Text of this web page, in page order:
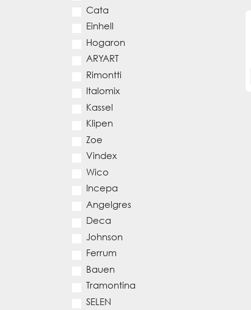
Cata
Einhell
Hogaron
ARYART
Rimontti
Italomix
Kassel
Klipen
Zoe
Vindex
Wico
Incepa
Angelgres
Deca
Johnson
Ferrum
Bauen
Tramontina
SELEN